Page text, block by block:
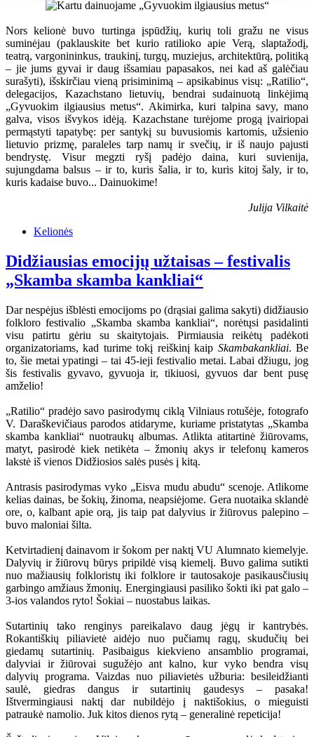
Nors kelionė buvo turtinga įspūdžių, kurių toli gražu ne visus
suminėjau (paklauskite bet kurio ratilioko apie Verą, slaptažodį,
teatrą, vargonininkus, traukinį, turgų, muziejus, architektūrą, politiką
– jie jums gyvai ir daug išsamiau papasakos, nei kad aš galėčiau
surašyti), išskirčiau vieną prisiminimą – apsikabinus visų: „Ratilio“,
delegacijos, Kazachstano lietuvių, bendrai sudainuotą linkėjimą
„Gyvuokim ilgiausius metus“. Akimirka, kuri talpina savy, mano
galva, visos išvykos idėją. Kazachstane turėjome progą įvairiopai
permąstyti tapatybę: per santykį su buvusiomis kartomis, užsienio
lietuvio prizmę, paraleles tarp namų ir svečių, ir iš naujo pajusti
bendrystę. Visur megzti ryšį padėjo daina, kuri suvienija,
sujungdama balsus – ir to, kuris šalia, ir to, kuris kitoj šaly, ir to,
kuris kadaise buvo... Dainuokime!
Julija Vilkaitė
Kelionės
Didžiausias emocijų užtaisas – festivalis
„Skamba skamba kankliai“
Dar nespėjus išblėsti emocijoms po (drąsiai galima sakyti) didžiausio
folkloro festivalio „Skamba skamba kankliai“, norėtųsi pasidalinti
visu patirtu gėriu su skaitytojais. Pirmiausia reikėtų padėkoti
organizatoriams, kad turime tokį reiškinį kaip Skambakankliai. Be
to, šie metai ypatingi – tai 45-ieji festivalio metai. Labai džiugu, jog
šis festivalis gyvavo, gyvuoja ir, tikiuosi, gyvuos dar bent pusę
amželio!
„Ratilio“ pradėjo savo pasirodymų ciklą Vilniaus rotušėje, fotografo
V. Daraškevičiaus parodos atidaryme, kuriame pristatytas „Skamba
skamba kankliai“ nuotraukų albumas. Atlikta atitartinė žiūrovams,
matyt, pasirodė kiek netikėta – žmonių akys ir telefonų kameros
lakstė iš vienos Didžiosios salės pusės į kitą.
Antrasis pasirodymas vyko „Eisva mudu abudu“ scenoje. Atlikome
kelias dainas, be šokių, žinoma, neapsiėjome. Gera nuotaika sklandė
ore, o, kalbant apie orą, jis taip pat dalyvius ir žiūrovus palepino –
buvo maloniai šilta.
Ketvirtadienį dainavom ir šokom per naktį VU Alumnato kiemelyje.
Dalyvių ir žiūrovų būrys pripildė visą kiemelį. Buvo galima sutikti
nuo mažiausių folkloristų iki folklore ir tautosakoje pasikausčiusių
garbingo amžiaus žmonių. Energingiausi pasiliko šokti iki pat galo –
3-ios valandos ryto! Šokiai – nuostabus laikas.
Sutartinių tako renginys pareikalavo daug jėgų ir kantrybės.
Rokantiškių piliavietė aidėjo nuo pučiamų ragų, skudučių bei
giedamų sutartinių. Pasibaigus kiekvieno ansamblio programai,
dalyviai ir žiūrovai sugužėjo ant kalno, kur vyko bendra visų
dalyvių programa. Vaizdas nuo piliavietės užburia: besileidžianti
saulė, giedras dangus ir sutartinių gaudesys – pasaka!
Ištvermingiausi naktį dar nubildėjo į naktišokius, o mieguisti
patraukė namolio. Juk kitos dienos rytą – generalinė repeticija!